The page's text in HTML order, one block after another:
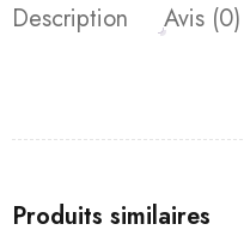
Description Avis (0)
Produits similaires